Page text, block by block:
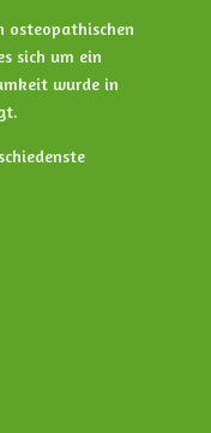
osteopathischen
sich um ein
wurde in